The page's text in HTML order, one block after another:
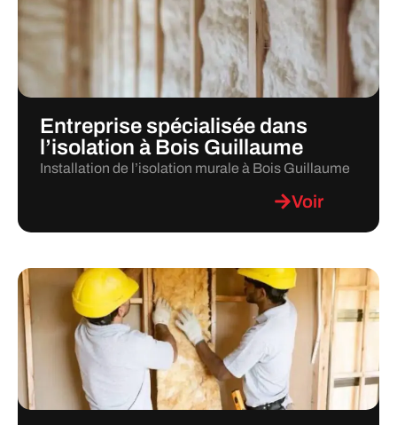
Entreprise spécialisée dans
l’isolation à Bois Guillaume
Installation de l’isolation murale à Bois Guillaume
Voir